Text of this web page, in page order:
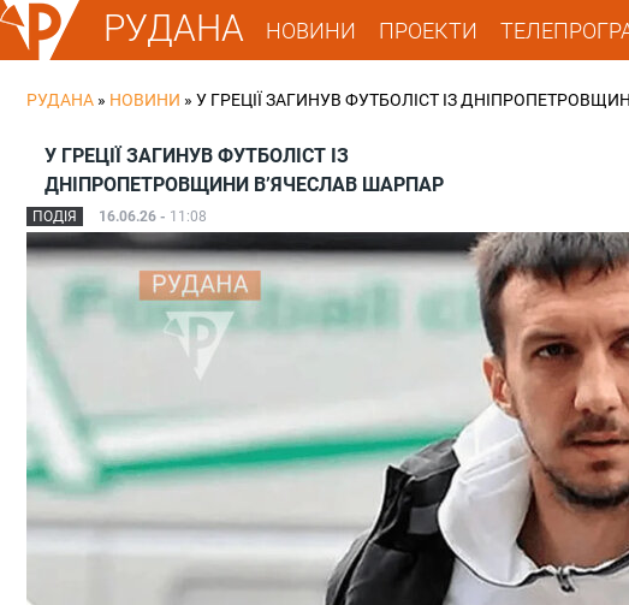
РУДАНА НОВИНИ ПРОЕКТИ
РУДАНА » НОВИНИ » У ГРЕЦІЇ ЗАГИНУВ ФУТБОЛІСТ ІЗ
У ГРЕЦІЇ ЗАГИНУВ ФУТБОЛІСТ ІЗ
ДНІПРОПЕТРОВЩИНИ В’ЯЧЕСЛАВ ШАРПАР
ПОДІЯ 16.06.26 - 11:08